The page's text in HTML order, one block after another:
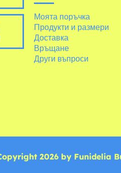
Моята поръчка
Продукти и размери
Доставка
Връщане
Други въпроси
2026 by Funidelia